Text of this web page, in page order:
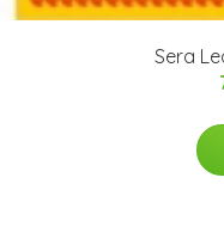
Sera